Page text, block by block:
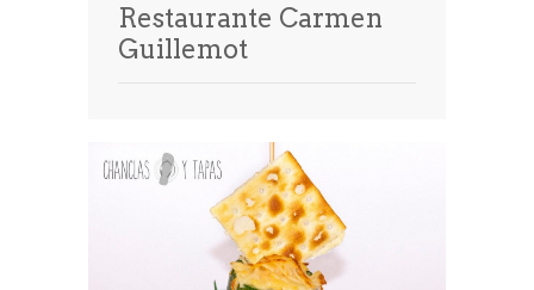
Restaurante Carmen
Guillemot